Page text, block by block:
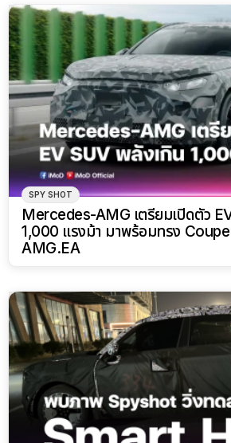
SPY SHOT
Mercedes-AMG เตรียมเปิดตัว
1,000 แรงม้า มาพร้อมทรง
AMG.EA